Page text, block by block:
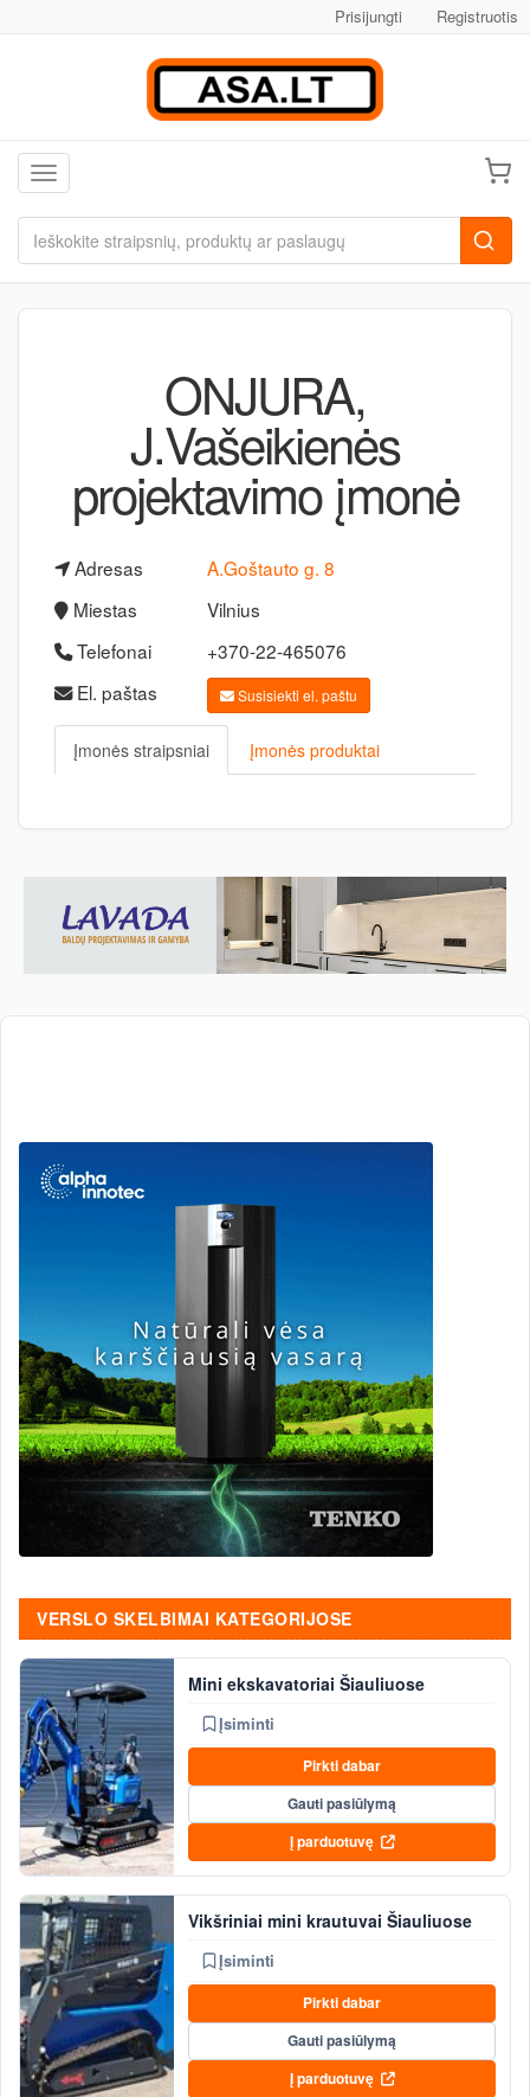
Prisijungti Registruotis
Toggle navigation
ONJURA,
J.Vašeikienės
projektavimo įmonė
Adresas
A.Goštauto g. 8
Miestas
Vilnius
Telefonai
+370-22-465076
El. paštas
Susisiekti el. paštu
Įmonės straipsniai Įmonės produktai
VERSLO SKELBIMAI KATEGORIJOSE
Mini ekskavatoriai Šiauliuose
Įsiminti
Pirkti dabar
Gauti pasiūlymą
Į parduotuvę
Vikšriniai mini krautuvai Šiauliuose
Įsiminti
Pirkti dabar
Gauti pasiūlymą
Į parduotuvę